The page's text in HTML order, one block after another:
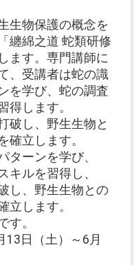
生物保護の概念を
纏綿之道 蛇類研修
ます。専門講師に
、受講者は蛇の識
を学び、蛇の調査
得します。
破し、野生生物と
確立します。
ターンを学び、
キルを習得し、
し、野生生物との
立します。
す。
13日（土）～6月